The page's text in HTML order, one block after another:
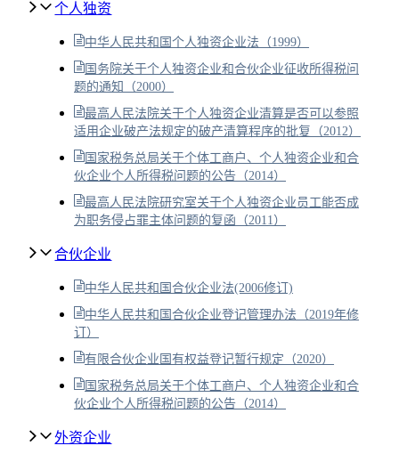
个人独资
中华人民共和国个人独资企业法（1999）
国务院关于个人独资企业和合伙企业征收所得税问
题的通知（2000）
最高人民法院关于个人独资企业清算是否可以参照
适用企业破产法规定的破产清算程序的批复（2012）
国家税务总局关于个体工商户、个人独资企业和合
伙企业个人所得税问题的公告（2014）
最高人民法院研究室关于个人独资企业员工能否成
为职务侵占罪主体问题的复函（2011）
合伙企业
中华人民共和国合伙企业法(2006修订)
中华人民共和国合伙企业登记管理办法（2019年修
订）
有限合伙企业国有权益登记暂行规定（2020）
国家税务总局关于个体工商户、个人独资企业和合
伙企业个人所得税问题的公告（2014）
外资企业